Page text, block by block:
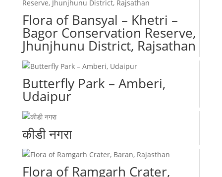
Flora of Bansyal – Khetri –
Bagor Conservation Reserve,
Jhunjhunu District, Rajsathan
Butterfly Park – Amberi,
Udaipur
कीडी नगरा
Flora of Ramgarh Crater,